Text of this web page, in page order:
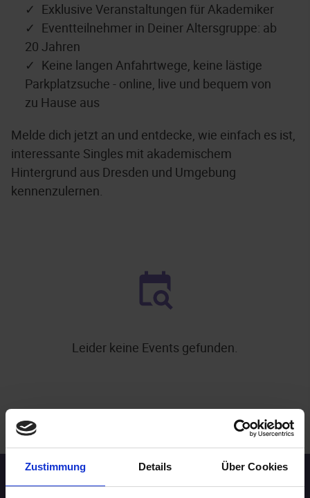
Zustimmung Details Über Cookies
Exklusive Veranstaltungen für Akademiker
Eventteilnehmer in Deiner Altersgruppe: ab
20 Jahren
Keine langen Anfahrtwege, keine lästige
Parkplatzsuche - online, live und bequem von
zu Hause aus
Melde dich jetzt an und entdecke, wie einfach es ist,
interessante Singles mit akademischem
Hintergrund aus Dresden und Umgebung
kennenzulernen.
Leider keine Events gefunden.
WEITERE EVENTS IN DRESDEN .
Speed-Dating Events